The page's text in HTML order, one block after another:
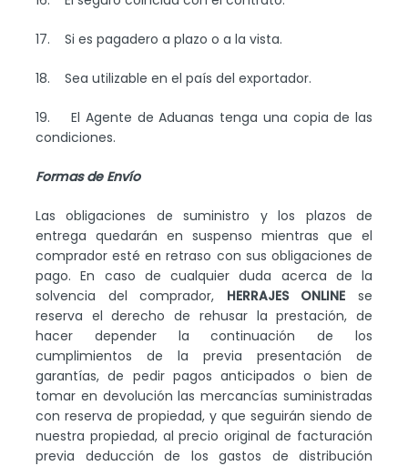
17. Si es pagadero a plazo o a la vista.
18. Sea utilizable en el país del exportador.
19. El Agente de Aduanas tenga una copia de las
condiciones.
Formas de Envío
Las obligaciones de suministro y los plazos de
entrega quedarán en suspenso mientras que el
comprador esté en retraso con sus obligaciones de
pago. En caso de cualquier duda acerca de la
solvencia del comprador, HERRAJES ONLINE se
reserva el derecho de rehusar la prestación, de
hacer depender la continuación de los
cumplimientos de la previa presentación de
garantías, de pedir pagos anticipados o bien de
tomar en devolución las mercancías suministradas
con reserva de propiedad, y que seguirán siendo de
nuestra propiedad, al precio original de facturación
previa deducción de los gastos de distribución